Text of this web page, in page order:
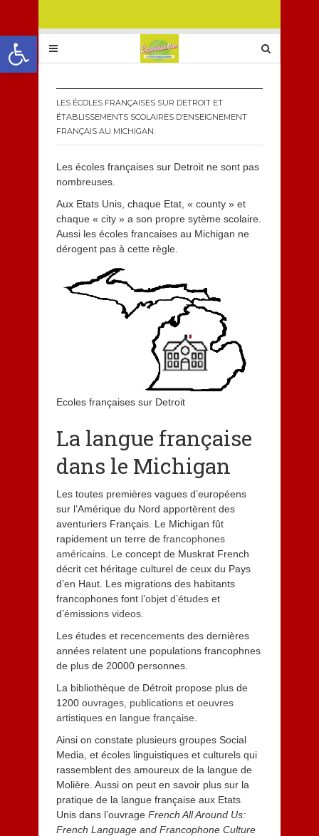
Ouvrir la barre d’outils
LES ÉCOLES FRANÇAISES SUR DETROIT ET
ÉTABLISSEMENTS SCOLAIRES D’ENSEIGNEMENT
FRANÇAIS AU MICHIGAN.
Les écoles françaises sur Detroit ne sont pas
nombreuses.
Aux Etats Unis, chaque Etat, « county » et
chaque « city » a son propre sytème scolaire.
Aussi les écoles francaises au Michigan ne
dérogent pas à cette règle.
Ecoles françaises sur Detroit
La langue française
dans le Michigan
Les toutes premières vagues d’européens
sur l’Amérique du Nord apportèrent des
aventuriers Français. Le Michigan fût
rapidement un terre de francophones
américains. Le concept de Muskrat French
décrit cet héritage culturel de ceux du Pays
d’en Haut. Les migrations des habitants
francophones font l’objet d’étudeset
d’émissions videos.
Les études et recencementsdes dernières
années relatent une populations francophnes
de plus de 20000 personnes.
La bibliothèque de Détroit propose plus de
1200 ouvrages, publications et oeuvres
artistiques en langue française
Ainsi on constate plusieurs groupes Social
Media, et écoles linguistiques et culturels qui
rassemblent des amoureux de la langue de
Molière. Aussi on peut en savoir plus sur la
pratique de la langue française aux Etats
Unis dans l’ouvrage French All Around Us:
French Language and Francophone Culture